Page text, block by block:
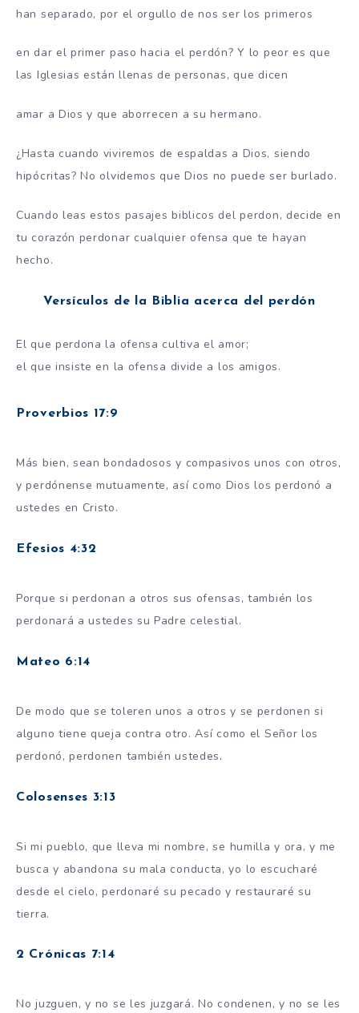
han separado, por el orgullo de nos ser los primeros
en dar el primer paso hacia el perdón? Y lo peor es que
las Iglesias están llenas de personas, que dicen
amar a Dios y que aborrecen a su hermano.
¿Hasta cuando viviremos de espaldas a Dios, siendo
hipócritas? No olvidemos que Dios no puede ser burlado.
Cuando leas estos pasajes biblicos del perdon, decide en
tu corazón perdonar cualquier ofensa que te hayan
hecho.
Versículos de la Biblia acerca del perdón
El que perdona la ofensa cultiva el amor;
el que insiste en la ofensa divide a los amigos.
Proverbios 17:9
Más bien, sean bondadosos y compasivos unos con otros,
y perdónense mutuamente, así como Dios los perdonó a
ustedes en Cristo.
Efesios 4:32
Porque si perdonan a otros sus ofensas, también los
perdonará a ustedes su Padre celestial.
Mateo 6:14
De modo que se toleren unos a otros y se perdonen si
alguno tiene queja contra otro. Así como el Señor los
perdonó, perdonen también ustedes.
Colosenses 3:13
Si mi pueblo, que lleva mi nombre, se humilla y ora, y me
busca y abandona su mala conducta, yo lo escucharé
desde el cielo, perdonaré su pecado y restauraré su
tierra.
2 Crónicas 7:14
No juzguen, y no se les juzgará. No condenen, y no se les